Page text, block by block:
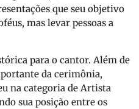
que seu objetivo
mas levar pessoas a
para o cantor. Além de
da cerimônia,
na categoria de Artista
sua posição entre os